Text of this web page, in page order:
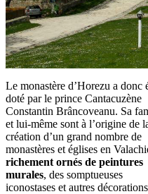
Le monastère d’Horezu a
doté par le prince Cantacuzène
Constantin Brâncoveanu. Sa
et lui-même sont à l’origine de
création d’un grand nombre de
monastères et églises en
richement ornés de peintures
murales, des somptueuses
iconostases et autres